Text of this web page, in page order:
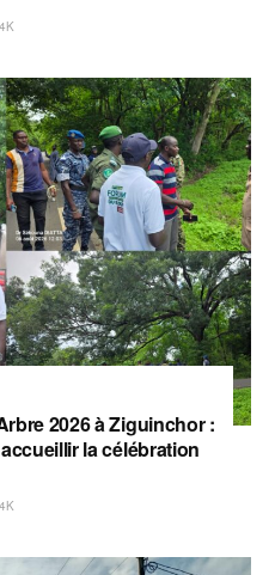
2026 à Ziguinchor :
la célébration